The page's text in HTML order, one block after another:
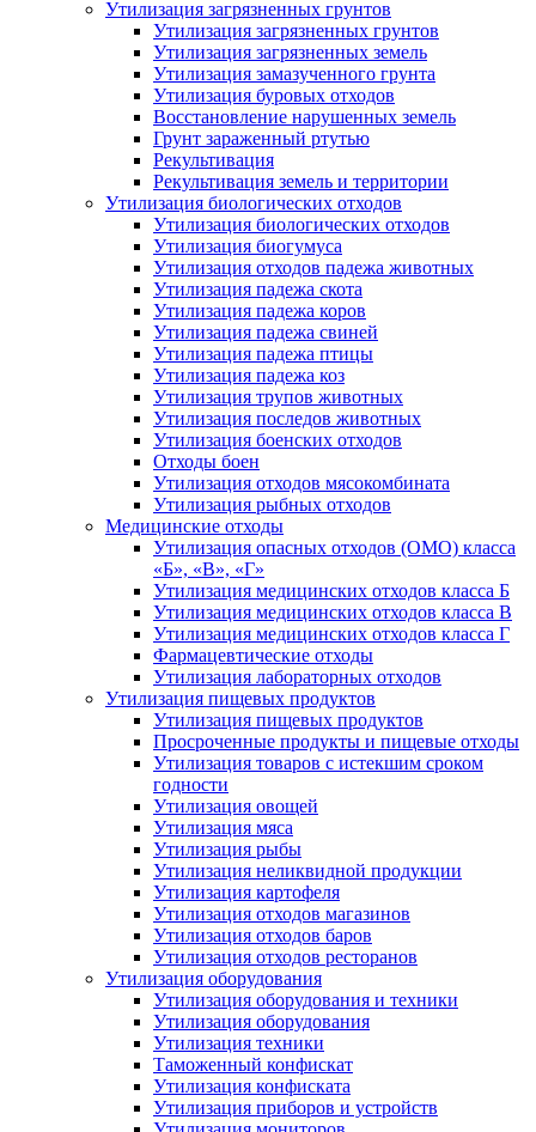
Утилизация загрязненных грунтов
Утилизация загрязненных грунтов
Утилизация загрязненных земель
Утилизация замазученного грунта
Утилизация буровых отходов
Восстановление нарушенных земель
Грунт зараженный ртутью
Рекультивация
Рекультивация земель и территории
Утилизация биологических отходов
Утилизация биологических отходов
Утилизация биогумуса
Утилизация отходов падежа животных
Утилизация падежа скота
Утилизация падежа коров
Утилизация падежа свиней
Утилизация падежа птицы
Утилизация падежа коз
Утилизация трупов животных
Утилизация последов животных
Утилизация боенских отходов
Отходы боен
Утилизация отходов мясокомбината
Утилизация рыбных отходов
Медицинские отходы
Утилизация опасных отходов (ОМО) класса
«Б», «В», «Г»
Утилизация медицинских отходов класса Б
Утилизация медицинских отходов класса В
Утилизация медицинских отходов класса Г
Фармацевтические отходы
Утилизация лабораторных отходов
Утилизация пищевых продуктов
Утилизация пищевых продуктов
Просроченные продукты и пищевые отходы
Утилизация товаров с истекшим сроком
годности
Утилизация овощей
Утилизация мяса
Утилизация рыбы
Утилизация неликвидной продукции
Утилизация картофеля
Утилизация отходов магазинов
Утилизация отходов баров
Утилизация отходов ресторанов
Утилизация оборудования
Утилизация оборудования и техники
Утилизация оборудования
Утилизация техники
Таможенный конфискат
Утилизация конфиската
Утилизация приборов и устройств